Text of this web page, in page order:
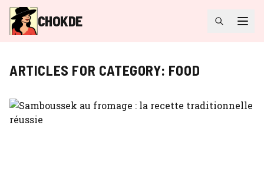
CHOKDE
ARTICLES FOR CATEGORY: FOOD